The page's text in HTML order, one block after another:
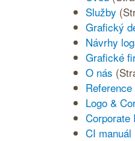
Služby
Grafický
Návrhy
Grafické
O nás
Logo &
Corporate
CI manuál